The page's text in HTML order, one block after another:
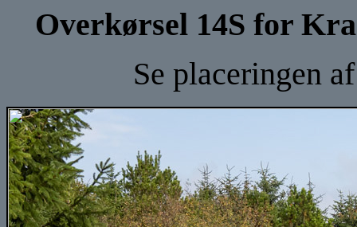
Overkørsel 14S for
Se placeringen